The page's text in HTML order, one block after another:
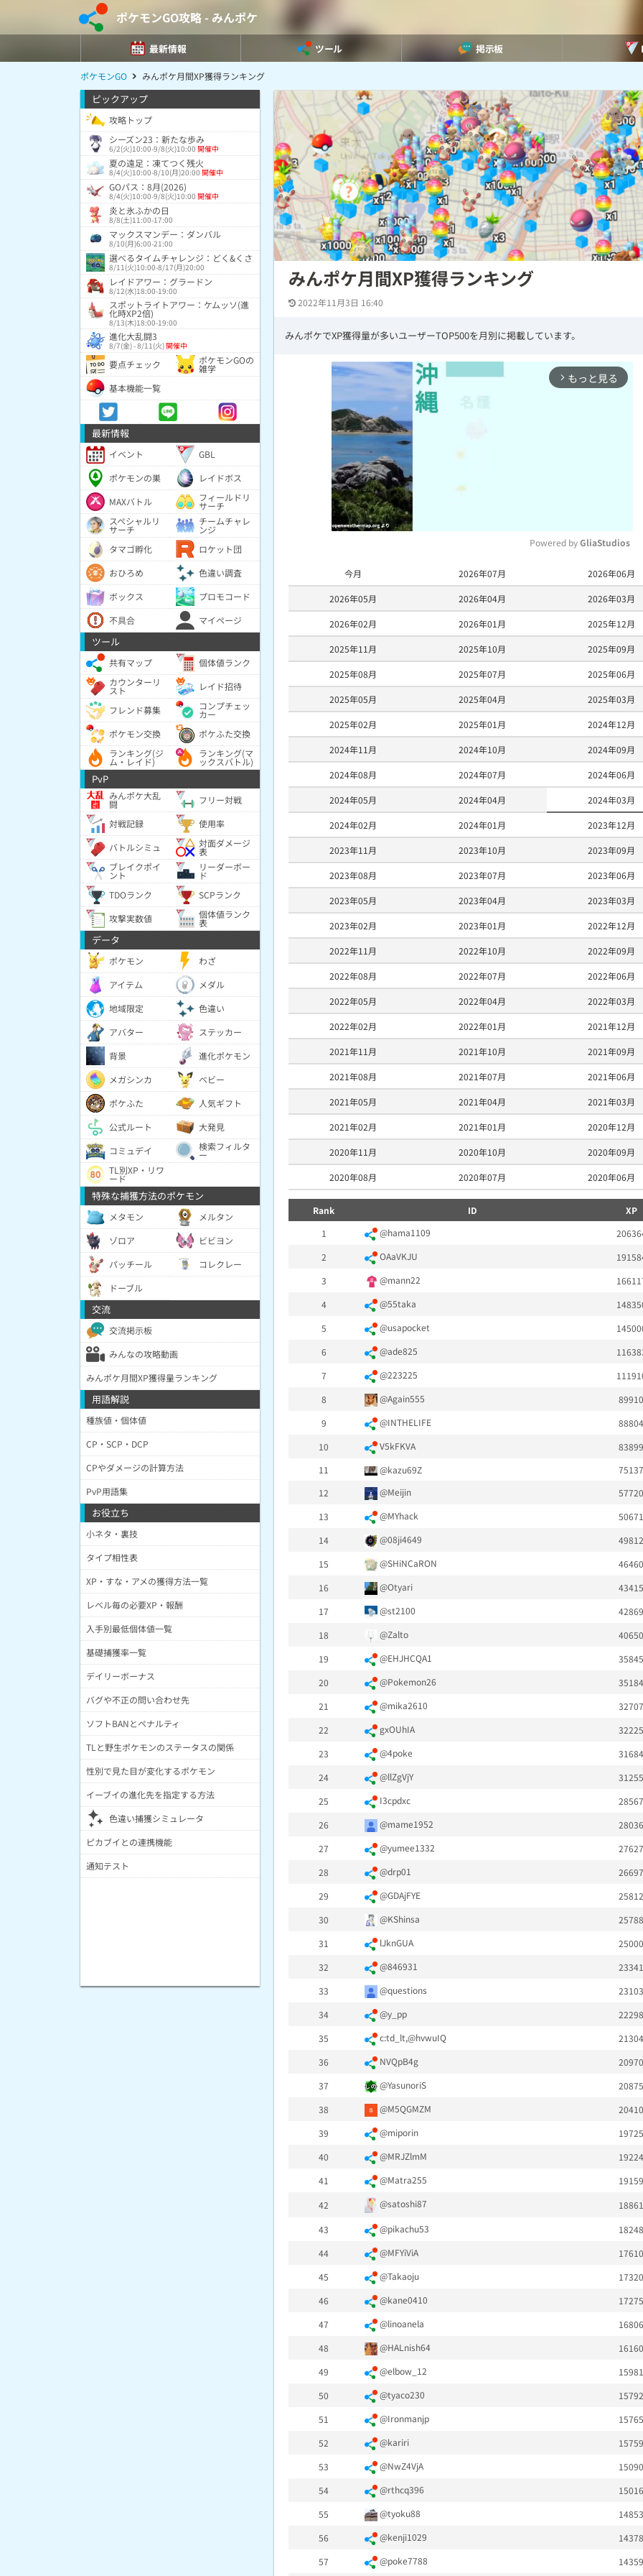
ポケモンGO攻略 - みんポケ
最新情報 ツール 掲示板
ポケモンGO みんポケ月間XP獲得ランキング
みんポケ月間XP獲得ランキング
2022年11月3日 16:40
みんポケでXP獲得量が多いユーザーTOP500を月別に掲載しています。
arrow_forward_ios もっと見る
M
Powered by GliaStudios
今月 2026年07月 2026年06月
2026年05月 2026年04月 2026年03月
2026年02月 2026年01月 2025年12月
2025年11月 2025年10月 2025年09月
2025年08月 2025年07月 2025年06月
2025年05月 2025年04月 2025年03月
2025年02月 2025年01月 2024年12月
2024年11月 2024年10月 2024年09月
2024年08月 2024年07月 2024年06月
2024年05月 2024年04月 2024年03月
2024年02月 2024年01月 2023年12月
2023年11月 2023年10月 2023年09月
2023年08月 2023年07月 2023年06月
2023年05月 2023年04月 2023年03月
2023年02月 2023年01月 2022年12月
2022年11月 2022年10月 2022年09月
2022年08月 2022年07月 2022年06月
2022年05月 2022年04月 2022年03月
2022年02月 2022年01月 2021年12月
2021年11月 2021年10月 2021年09月
2021年08月 2021年07月 2021年06月
2021年05月 2021年04月 2021年03月
2021年02月 2021年01月 2020年12月
2020年11月 2020年10月 2020年09月
2020年08月 2020年07月 2020年06月
Rank ID
XP
1
@hama1109
2
OAaVKJU
3
@mann22
4
@55taka
5
@usapocket
6
@ade825
7
@223225
8
@Again555
89910
9
@INTHELIFE
88804
10
V5kFKVA
83899
11
@kazu69Z
75137
12
@Meijin
57720
13
@MYhack
50671
14
@08ji4649
49812
15
@SHiNCaRON
46460
16
@Otyari
43415
17
@st2100
42869
18
@Zalto
40650
19
@EHJHCQA1
35845
20
@Pokemon26
35184
21
@mika2610
32707
22
gxOUhIA
32225
23
@4poke
31684
24
@llZgVjY
31255
25
I3cpdxc
28567
26
@mame1952
28036
27
@yumee1332
27627
28
@drp01
26697
29
@GDAjFYE
25812
30
@KShinsa
25788
31
lJknGUA
25000
32
@846931
23341
33
@questions
23103
34
@y_pp
22298
35
c:td_lt,@hvwuIQ
21304
36
NVQpB4g
20970
37
@YasunoriS
20875
38
@M5QGMZM
20410
39
@miporin
19725
40
@MRJZlmM
19224
41
@Matra255
19159
42
@satoshi87
18861
43
@pikachu53
18248
44
@MFYiViA
17610
45
@Takaoju
17320
46
@kane0410
17275
47
@linoanela
16806
48
@HALnish64
16160
49
@elbow_12
15981
50
@tyaco230
15792
51
@Ironmanjp
15765
52
@kariri
15759
53
@NwZ4VjA
15090
54
@rthcq396
15016
55
@tyoku88
14853
56
@kenji1029
14378
57
@poke7788 14359
ピックアップ
攻略トップ
シーズン23：新たな歩み
6/2(火)10:00-9/8(火)10:00 開催中
夏の遠足：凍てつく残火
8/4(火)10:00-8/10(月)20:00 開催中
GOパス：8月(2026)
8/4(火)10:00-9/8(火)10:00 開催中
炎と氷ふかの日
8/8(土)11:00-17:00
マックスマンデー：ダンバル
8/10(月)6:00-21:00
選べるタイムチャレンジ：どく&くさ
8/11(火)10:00-8/17(月)20:00
レイドアワー：グラードン
8/12(水)18:00-19:00
スポットライトアワー：ケムッソ(進
化時XP2倍)
8/13(木)18:00-19:00
進化大乱闘3
8/7(金) - 8/11(火)開催中
要点チェック ポケモンGOの
雑学
基本機能一覧
最新情報
イベント
GBL
ポケモンの巣
レイドボス
MAXバトル
フィールドリ
サーチ
スペシャルリ
サーチ
チームチャレ
ンジ
タマゴ孵化
ロケット団
おひろめ
色違い調査
ボックス
プロモコード
不具合
マイページ
ツール
共有マップ
個体値ランク
カウンターリ
スト
レイド招待
フレンド募集
コンプチェッ
カー
ポケモン交換
ポケふた交換
ランキング(ジ
ム・レイド)
ランキング(マ
ックスバトル)
PvP
みんポケ大乱
闘
フリー対戦
対戦記録
使用率
バトルシミュ
対面ダメージ
表
ブレイクポイ
ント
リーダーボー
ド
TDOランク
SCPランク
攻撃実数値
個体値ランク
表
データ
ポケモン
わざ
アイテム
メダル
地域限定
色違い
アバター
ステッカー
背景
進化ポケモン
メガシンカ
ベビー
ポケふた
人気ギフト
公式ルート
大発見
コミュデイ
検索フィルタ
ー
TL別XP・リワ
ード
特殊な捕獲方法のポケモン
メタモン
メルタン
ゾロア
ビビヨン
パッチール
コレクレー
ドーブル
交流
交流掲示板
みんなの攻略動画
みんポケ月間XP獲得量ランキング
用語解説
種族値・個体値
CP・SCP・DCP
CPやダメージの計算方法
PvP用語集
お役立ち
小ネタ・裏技
タイプ相性表
XP・すな・アメの獲得方法一覧
レベル毎の必要XP・報酬
入手別最低個体値一覧
基礎捕獲率一覧
デイリーボーナス
バグや不正の問い合わせ先
ソフトBANとペナルティ
TLと野生ポケモンのステータスの関係
性別で見た目が変化するポケモン
イーブイの進化先を指定する方法
色違い捕獲シミュレータ
ピカブイとの連携機能
通知テスト